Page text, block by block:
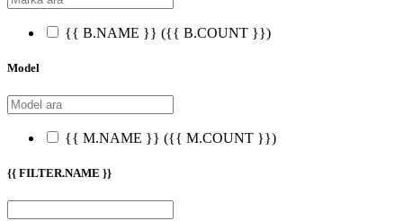
{{ B.NAME }} ({{ B.COUNT }})
Model
{{ M.NAME }} ({{ M.COUNT }})
{{ FILTER.NAME }}